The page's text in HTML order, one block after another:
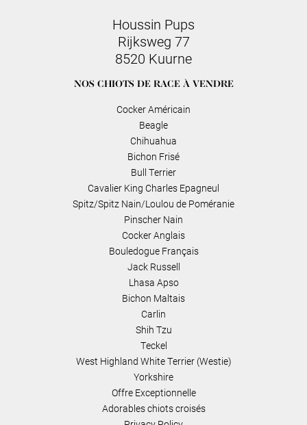
Houssin Pups
Rijksweg 77
8520 Kuurne
NOS CHIOTS DE RACE À VENDRE
Cocker Américain
Beagle
Chihuahua
Bichon Frisé
Bull Terrier
Cavalier King Charles Epagneul
Spitz/Spitz Nain/Loulou de Poméranie
Pinscher Nain
Cocker Anglais
Bouledogue Français
Jack Russell
Lhasa Apso
Bichon Maltais
Carlin
Shih Tzu
Teckel
West Highland White Terrier (Westie)
Yorkshire
Offre Exceptionnelle
Adorables chiots croisés